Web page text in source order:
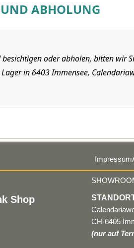
ABHOLUNG
oder abholen, bitten wir
in 6403 Immensee,
Impressum
Shop
CH-6405
(nur auf